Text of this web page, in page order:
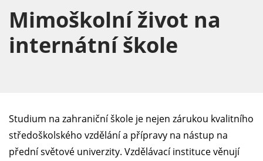
Mimoškolní život na
internátní škole
Studium na zahraniční škole je nejen zárukou kvalitního
středoškolského vzdělání a přípravy na nástup na
přední světové univerzity. Vzdělávací instituce věnují